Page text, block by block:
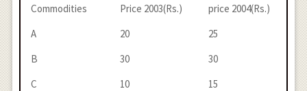
Commodities Price 2003(Rs.)
price 2004(Rs.)
A
20
25
B
30
30
C
10
15